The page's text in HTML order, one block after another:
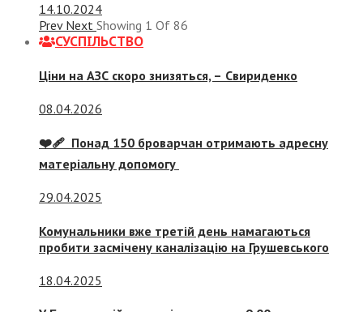
14.10.2024
Prev Next Showing 1 Of 86
СУСПIЛЬСТВО
Ціни на АЗС скоро знизяться, – Свириденко
08.04.2026
❤️‍🩹 Понад 150 броварчан отримають адресну
матеріальну допомогу
29.04.2025
Комунальники вже третій день намагаються
пробити засмічену каналізацію на Грушевського
18.04.2025